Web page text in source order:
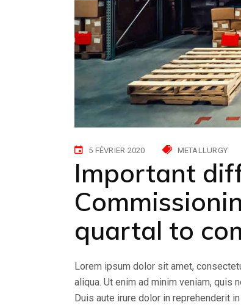
5 FÉVRIER 2020 METALLURGY
Important
quartal to
Lorem ipsum dolor sit amet,
aliqua. Ut enim ad minim veniam, quis
Duis aute irure dolor in reprehenderit